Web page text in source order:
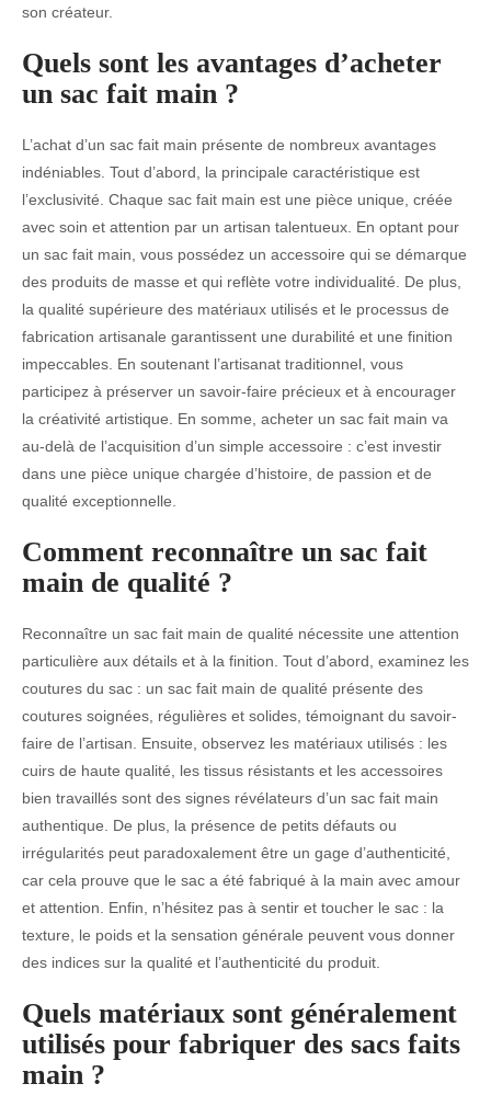
son créateur.
Quels sont les avantages d’acheter
un sac fait main ?
L’achat d’un sac fait main présente de nombreux avantages
indéniables. Tout d’abord, la principale caractéristique est
l’exclusivité. Chaque sac fait main est une pièce unique, créée
avec soin et attention par un artisan talentueux. En optant pour
un sac fait main, vous possédez un accessoire qui se démarque
des produits de masse et qui reflète votre individualité. De plus,
la qualité supérieure des matériaux utilisés et le processus de
fabrication artisanale garantissent une durabilité et une finition
impeccables. En soutenant l’artisanat traditionnel, vous
participez à préserver un savoir-faire précieux et à encourager
la créativité artistique. En somme, acheter un sac fait main va
au-delà de l’acquisition d’un simple accessoire : c’est investir
dans une pièce unique chargée d’histoire, de passion et de
qualité exceptionnelle.
Comment reconnaître un sac fait
main de qualité ?
Reconnaître un sac fait main de qualité nécessite une attention
particulière aux détails et à la finition. Tout d’abord, examinez les
coutures du sac : un sac fait main de qualité présente des
coutures soignées, régulières et solides, témoignant du savoir-
faire de l’artisan. Ensuite, observez les matériaux utilisés : les
cuirs de haute qualité, les tissus résistants et les accessoires
bien travaillés sont des signes révélateurs d’un sac fait main
authentique. De plus, la présence de petits défauts ou
irrégularités peut paradoxalement être un gage d’authenticité,
car cela prouve que le sac a été fabriqué à la main avec amour
et attention. Enfin, n’hésitez pas à sentir et toucher le sac : la
texture, le poids et la sensation générale peuvent vous donner
des indices sur la qualité et l’authenticité du produit.
Quels matériaux sont généralement
utilisés pour fabriquer des sacs faits
main ?